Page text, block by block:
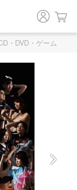
・DVD・ゲーム